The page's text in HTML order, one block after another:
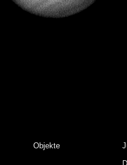
Objekte